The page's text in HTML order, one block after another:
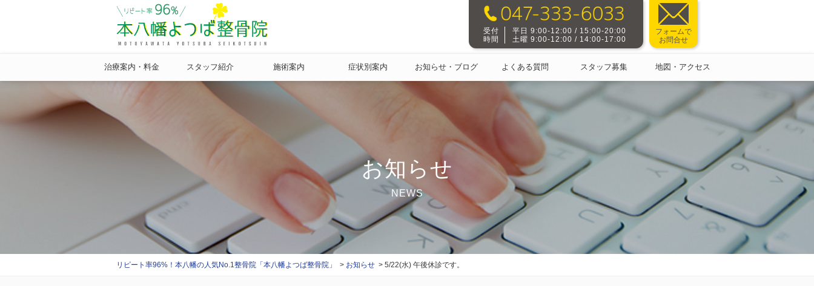
フォームで
お問合せ
受付
時間
平日 9:00-12:00 / 15:00-20:00
土曜 9:00-12:00 / 14:00-17:00
治療案内・料金 スタッフ紹介 施術案内 症状別案内 お知らせ・ブログ よくある質問 スタッフ募集 地図・アクセス
お知らせ
NEWS
リピート率96%！本八幡の人気No.1整骨院「本八幡よつば整骨院」 お知らせ 5/22(水) 午後休診です。